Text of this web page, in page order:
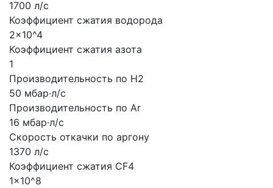
1700 л/с
Коэффициент сжатия водорода
2x10^4
Коэффициент сжатия азота
1
Производительность по H2
50 мбар·л/с
Производительность по Ar
16 мбар·л/с
Скорость откачки по аргону
1370 л/с
Коэффициент сжатия CF4
1x10^8